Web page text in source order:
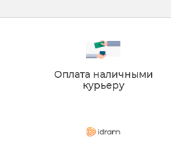
Оплата наличными
курьеру